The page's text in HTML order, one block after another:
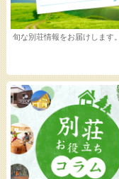
旬な別荘情報をお届けします。